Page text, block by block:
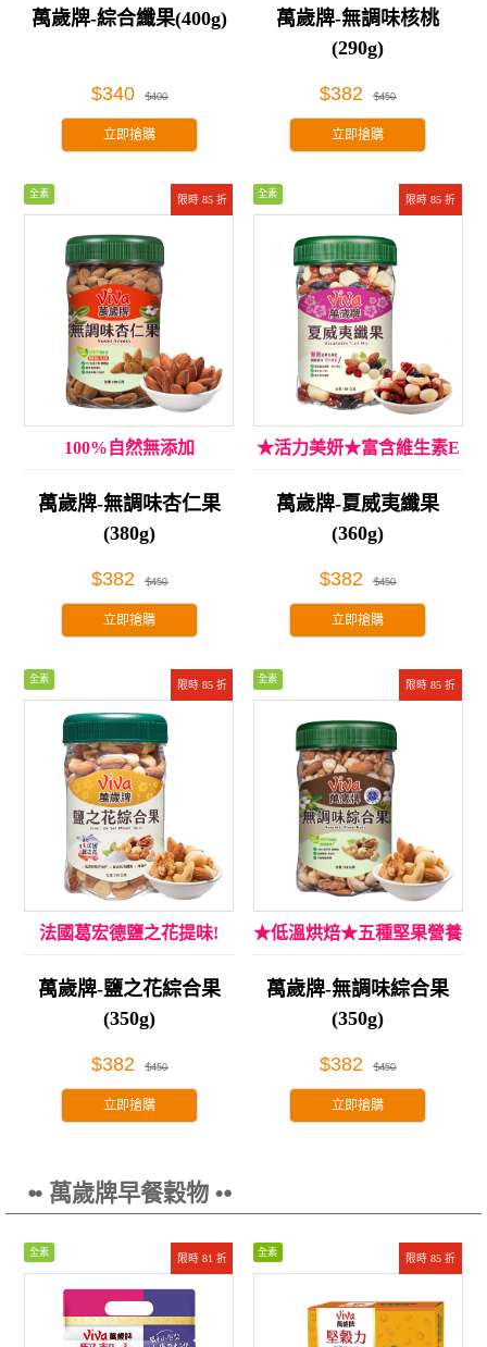
萬歲牌-綜合纖果(400g)
$340 $400
立即搶購
萬歲牌-無調味核桃
(290g)
$382 $450
立即搶購
限時 85 折
全素
100%自然無添加
萬歲牌-無調味杏仁果
(380g)
$382 $450
立即搶購
限時 85 折
全素
★活力美妍★富含維生素E
萬歲牌-夏威夷纖果
(360g)
$382 $450
立即搶購
限時 85 折
全素
法國葛宏德鹽之花提味!
萬歲牌-鹽之花綜合果
(350g)
$382 $450
立即搶購
限時 85 折
全素
★低溫烘焙★五種堅果營養
萬歲牌-無調味綜合果
(350g)
$382 $450
立即搶購
⦁• 萬歲牌早餐穀物 •⦁
限時 81 折
全素
限時 85 折
全素